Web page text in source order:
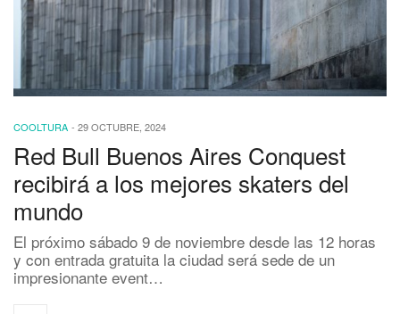
COOLTURA - 29 OCTUBRE, 2024
Red Bull Buenos Aires Conquest
recibirá a los mejores skaters del
mundo
El próximo sábado 9 de noviembre desde las 12 horas
y con entrada gratuita la ciudad será sede de un
impresionante event…